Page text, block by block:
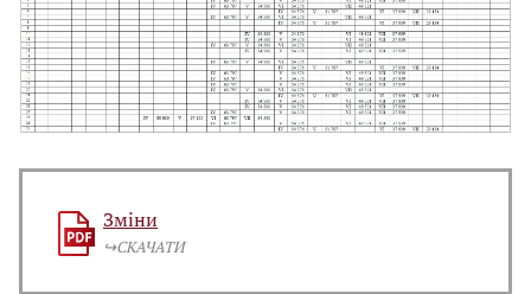
Зміни
↪️СКАЧАТИ